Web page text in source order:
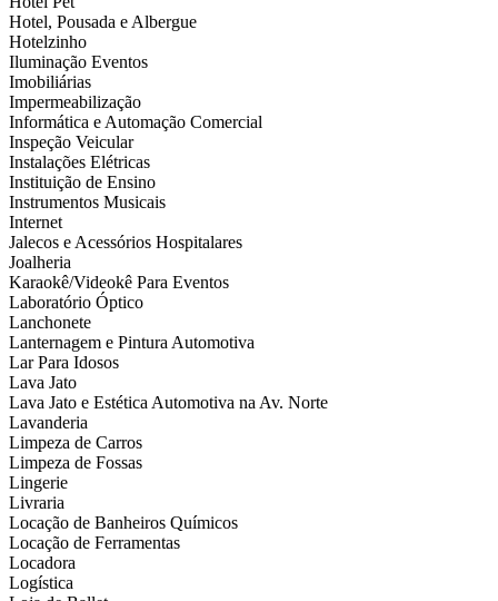
Hotel, Pousada e Albergue
Hotelzinho
Iluminação Eventos
Imobiliárias
Impermeabilização
Informática e Automação Comercial
Inspeção Veicular
Instalações Elétricas
Instituição de Ensino
Instrumentos Musicais
Internet
Jalecos e Acessórios Hospitalares
Joalheria
Karaokê/Videokê Para Eventos
Laboratório Óptico
Lanchonete
Lanternagem e Pintura Automotiva
Lar Para Idosos
Lava Jato
Lava Jato e Estética Automotiva na Av. Norte
Lavanderia
Limpeza de Carros
Limpeza de Fossas
Lingerie
Livraria
Locação de Banheiros Químicos
Locação de Ferramentas
Locadora
Logística